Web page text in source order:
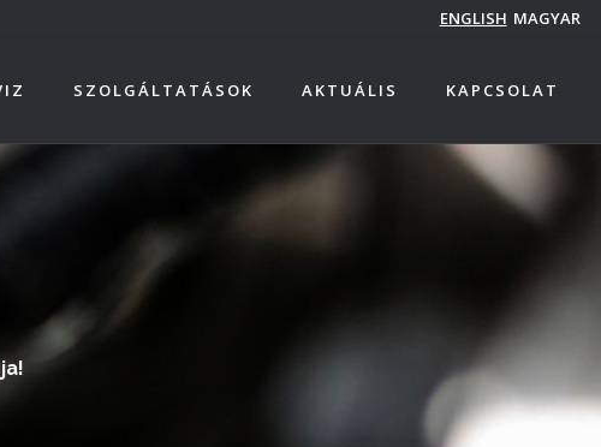
ENGLISH MAGYAR
SZOLGÁLTATÁSOK AKTUÁLIS KAPCSOLAT